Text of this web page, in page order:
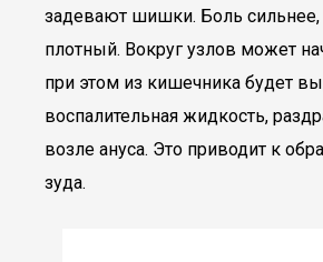
задевают шишки. Боль сильнее,
плотный. Вокруг узлов может
при этом из кишечника будет
воспалительная жидкость,
возле ануса. Это приводит к
зуда.